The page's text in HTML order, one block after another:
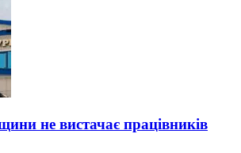
не вистачає працівників